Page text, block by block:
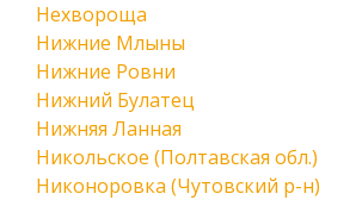
Нехвороща
Нижние Млыны
Нижние Ровни
Нижний Булатец
Нижняя Ланная
Никольское (Полтавская обл.)
Никоноровка (Чутовский р-н)